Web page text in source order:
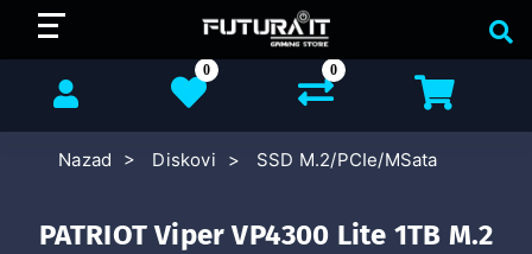
0
0
Nazad Diskovi SSD M.2/PCIe/MSata
PATRIOT Viper VP4300 Lite 1TB M.2